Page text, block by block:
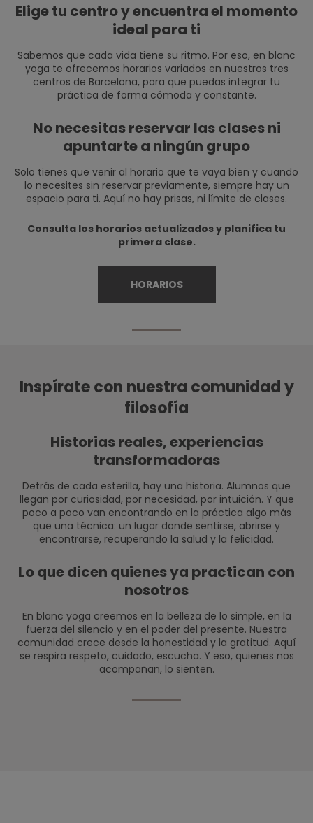
Elige tu centro y encuentra el momento
ideal para ti
Sabemos que cada vida tiene su ritmo. Por eso, en blanc
yoga te ofrecemos horarios variados en nuestros tres
centros de Barcelona, para que puedas integrar tu
práctica de forma cómoda y constante.
No necesitas reservar las clases ni
apuntarte a ningún grupo
Solo tienes que venir al horario que te vaya bien y cuando
lo necesites sin reservar previamente, siempre hay un
espacio para ti. Aquí no hay prisas, ni límite de clases.
Consulta los horarios actualizados y planifica tu
primera clase.
HORARIOS
Inspírate con nuestra comunidad y
filosofía
Historias reales, experiencias
transformadoras
Detrás de cada esterilla, hay una historia. Alumnos que
llegan por curiosidad, por necesidad, por intuición. Y que
poco a poco van encontrando en la práctica algo más
que una técnica: un lugar donde sentirse, abrirse y
encontrarse, recuperando la salud y la felicidad.
Lo que dicen quienes ya practican con
nosotros
En blanc yoga creemos en la belleza de lo simple, en la
fuerza del silencio y en el poder del presente. Nuestra
comunidad crece desde la honestidad y la gratitud. Aquí
se respira respeto, cuidado, escucha. Y eso, quienes nos
acompañan, lo sienten.